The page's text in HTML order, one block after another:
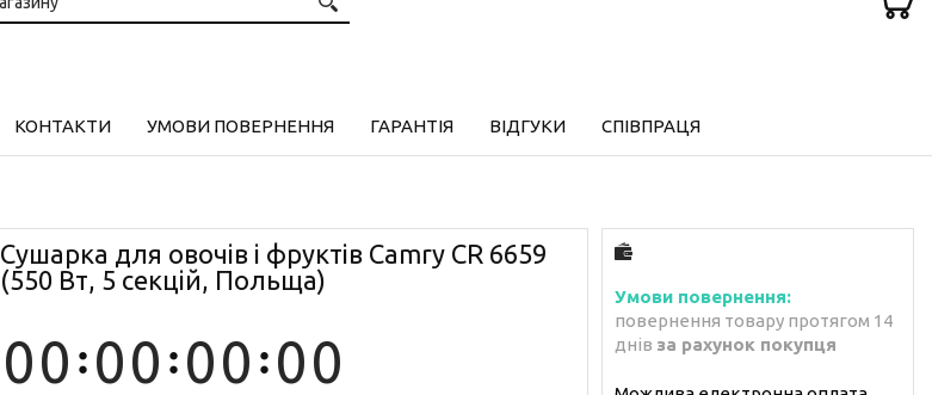
КОНТАКТИ УМОВИ ПОВЕРНЕННЯ ГАРАНТІЯ ВІДГУКИ СПІВПРАЦЯ
Сушарка для овочів і фруктів Camry CR 6659
(550 Вт, 5 секцій, Польща)
00 00 00 00
повернення товару протягом 14
днів за рахунок покупця